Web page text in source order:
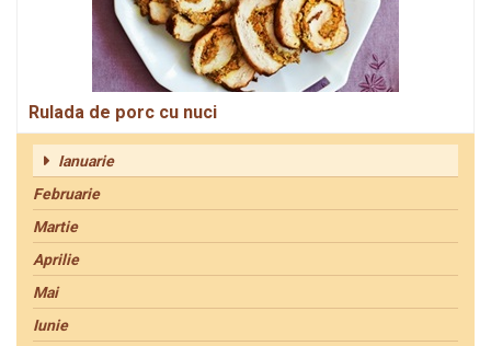
Rulada de porc cu nuci
Ianuarie
Februarie
Martie
Aprilie
Mai
Iunie